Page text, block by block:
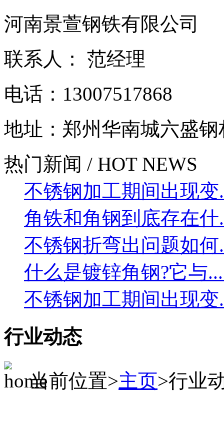
河南景萱钢铁有限公司
联系人： 范经理
电话：13007517868
地址：郑州华南城六盛
热门新闻 / HOT NEWS
不锈钢加工期间出现变
角铁和角钢到底存在什
不锈钢折弯出问题如何
什么是镀锌角钢?它与
不锈钢加工期间出现变
行业动态
当前位置>主页>行业